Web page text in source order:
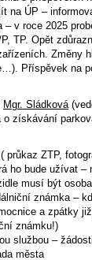
na ÚP –
v roce 2025
TP. Opět
Změny
Příspěvek na
Mgr. Sládková
získávání
průkaz ZTP,
ho bude užívat –
musí být
známka –
a zpátky
známku!)
službou –
města